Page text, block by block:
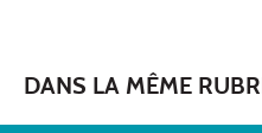
DANS LA MÊME